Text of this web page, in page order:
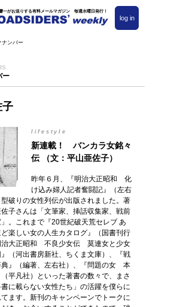
一がお送りする有料メールマガジン 毎週水曜日発行！
log in
ナンバー
ー
子
lifestyle
新連載！ バンカラ女銘々
伝 （文：平山亜佐子）
昨年６月、『明治大正昭和 化
け込み婦人記者奮闘記』（左右
破りの女性列伝が出版されました。著
子さんは「文筆家、挿話収集家、戦前
。これまで『20世紀破天荒セレブ あ
ど楽しい女の人生カタログ』（国書刊行
治大正昭和 不良少女伝 莫連女と少女
（河出書房新社、ちくま文庫）、『戦
典』（編著、左右社）、『問題の女 本
平凡社）といった著書の数々で、まさ
書に載らない女性たち」の活躍を僕らに
ます。新刊のキャンペーンでトークに